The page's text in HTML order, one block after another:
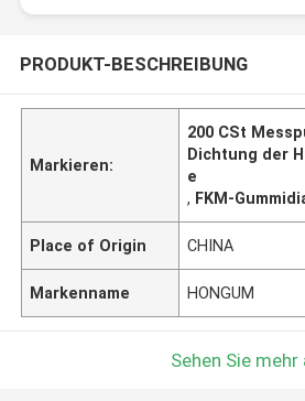
PRODUKT-BESCHREIBUNG
Markieren:
200 CSt
Dichtung der
e
, FKM-
Place of Origin CHINA
Markenname HONGUM
Sehen Sie mehr